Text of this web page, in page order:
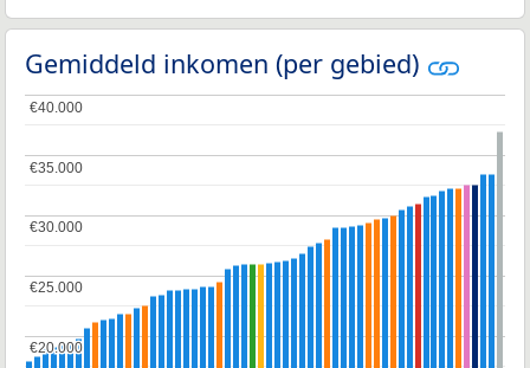
Gemiddeld inkomen (per gebied)
€20.000
€20.000
€25.000
€25.000
€30.000
€30.000
€35.000
€35.000
€40.000
€40.000